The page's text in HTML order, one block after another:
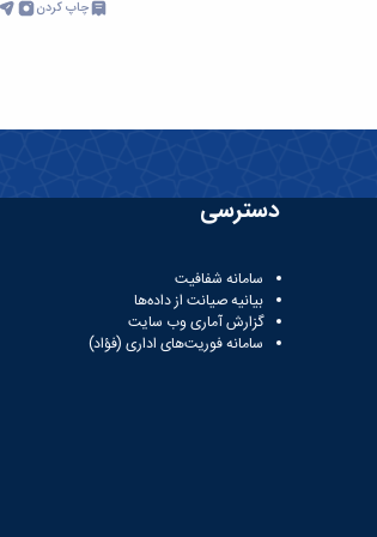
چاپ کردن
دسترسی
سامانه شفافیت
بیانیه صیانت از داده‌ها
گزارش آماری وب‌ سایت
سامانه فوریت‌های اداری (فؤاد)